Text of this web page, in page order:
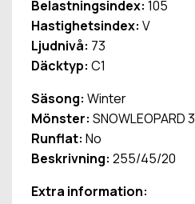
Belastningsindex: 105
Hastighetsindex: V
Ljudnivå: 73
Däcktyp: C1
Säsong: Winter
Mönster: SNOWLEOPARD 3
Runflat: No
Beskrivning: 255/45/20
Extra information: